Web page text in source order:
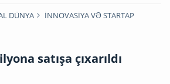
DÜNYA İNNOVASİYA VƏ STARTAP
satışa çıxarıldı